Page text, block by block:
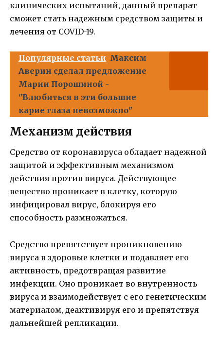
клинических испытаний, данный препарат
сможет стать надежным средством защиты и
лечения от COVID-19.
Популярные статьи Максим
Аверин сделал предложение
Марии Порошиной -
"Влюбиться в эти большие
карие глаза невозможно"
Механизм действия
Средство от коронавируса обладает надежной
защитой и эффективным механизмом
действия против вируса. Действующее
вещество проникает в клетку, которую
инфицировал вирус, блокируя его
способность размножаться.
Средство препятствует проникновению
вируса в здоровые клетки и подавляет его
активность, предотвращая развитие
инфекции. Оно проникает во внутренность
вируса и взаимодействует с его генетическим
материалом, деактивируя его и препятствуя
дальнейшей репликации.